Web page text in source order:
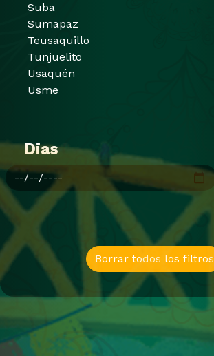
Suba
Sumapaz
Teusaquillo
Tunjuelito
Usaquén
Usme
Dias
Borrar todos los filtros